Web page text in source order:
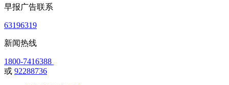
早报广告联系
63196319
新闻热线
1800-7416388
或 92288736